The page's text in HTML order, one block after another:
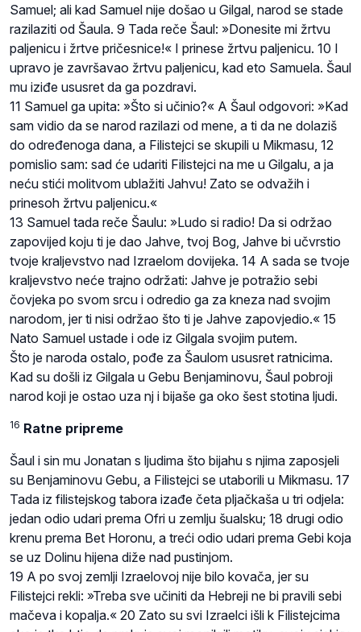
Samuel; ali kad Samuel nije došao u Gilgal, narod se stade
razilaziti od Šaula. 9 Tada reče Šaul: »Donesite mi žrtvu
paljenicu i žrtve pričesnice!« I prinese žrtvu paljenicu. 10 I
upravo je završavao žrtvu paljenicu, kad eto Samuela. Šaul
mu iziđe ususret da ga pozdravi.
11 Samuel ga upita: »Što si učinio?« A Šaul odgovori: »Kad
sam vidio da se narod razilazi od mene, a ti da ne dolaziš
do određenoga dana, a Filistejci se skupili u Mikmasu, 12
pomislio sam: sad će udariti Filistejci na me u Gilgalu, a ja
neću stići molitvom ublažiti Jahvu! Zato se odvažih i
prinesoh žrtvu paljenicu.«
13 Samuel tada reče Šaulu: »Ludo si radio! Da si održao
zapovijed koju ti je dao Jahve, tvoj Bog, Jahve bi učvrstio
tvoje kraljevstvo nad Izraelom dovijeka. 14 A sada se tvoje
kraljevstvo neće trajno održati: Jahve je potražio sebi
čovjeka po svom srcu i odredio ga za kneza nad svojim
narodom, jer ti nisi održao što ti je Jahve zapovjedio.« 15
Nato Samuel ustade i ode iz Gilgala svojim putem.
Što je naroda ostalo, pođe za Šaulom ususret ratnicima.
Kad su došli iz Gilgala u Gebu Benjaminovu, Šaul pobroji
narod koji je ostao uza nj i bijaše ga oko šest stotina ljudi.
16 Ratne pripreme
Šaul i sin mu Jonatan s ljudima što bijahu s njima zaposjeli
su Benjaminovu Gebu, a Filistejci se utaborili u Mikmasu. 17
Tada iz filistejskog tabora izađe četa pljačkaša u tri odjela:
jedan odio udari prema Ofri u zemlju šualsku; 18 drugi odio
krenu prema Bet Horonu, a treći odio udari prema Gebi koja
se uz Dolinu hijena diže nad pustinjom.
19 A po svoj zemlji Izraelovoj nije bilo kovača, jer su
Filistejci rekli: »Treba sve učiniti da Hebreji ne bi pravili sebi
mačeva i kopalja.« 20 Zato su svi Izraelci išli k Filistejcima